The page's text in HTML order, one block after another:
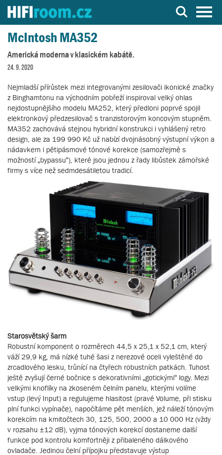
Server o Hi-Fi a AV technice
McIntosh MA352
Americká moderna v klasickém kabátě.
24. 9. 2020
Nejmladší přírůstek mezi integrovanými zesilovači ikonické značky
z Binghamtonu na východním pobřeží inspiroval velký ohlas
nejdostupnějšího modelu MA252, který předloni poprvé spojil
elektronkový předzesilovač s tranzistorovým koncovým stupněm.
MA352 zachovává stejnou hybridní konstrukci i vyhlášený retro
design, ale za 199 990 Kč už nabízí dvojnásobný výstupní výkon a
nádavkem i pětipásmové tónové korekce (samozřejmě s
možností „bypassu“), které jsou jednou z řady libůstek zámořské
firmy s více než sedmdesátiletou tradicí.
Starosvětský šarm
Robustní komponent o rozměrech 44,5 x 25,1 x 52,1 cm, který
váží 29,9 kg, má nízké tuhé šasi z nerezové oceli vyleštěné do
zrcadlového lesku, trůnící na čtyřech robustních patkách. Tuhost
ještě zvyšují černé bočnice s dekorativními „gotickými“ logy. Mezi
velkými knoflíky na zkoseném čelním panelu, kterými volíme
vstup (levý Input) a regulujeme hlasitost (pravé Volume, při stisku
plní funkci vypínače), napočítáme pět menších, jež náleží tónovým
korekcím na kmitočtech 30, 125, 500, 2000 a 10 000 Hz (vždy
v rozsahu ±12 dB), vyjma tónových korekcí dostaneme další
funkce pod kontrolu komfortněji z přibaleného dálkového
ovladače. Jedinou čelní přípojku představuje výstup